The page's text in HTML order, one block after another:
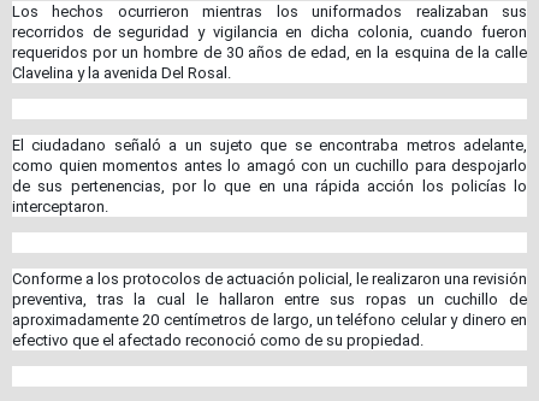
Los hechos ocurrieron mientras los uniformados realizaban sus
recorridos de seguridad y vigilancia en dicha colonia, cuando fueron
requeridos por un hombre de 30 años de edad, en la esquina de la calle
Clavelina y la avenida Del Rosal.
El ciudadano señaló a un sujeto que se encontraba metros adelante,
como quien momentos antes lo amagó con un cuchillo para despojarlo
de sus pertenencias, por lo que en una rápida acción los policías lo
interceptaron.
Conforme a los protocolos de actuación policial, le realizaron una revisión
preventiva, tras la cual le hallaron entre sus ropas un cuchillo de
aproximadamente 20 centímetros de largo, un teléfono celular y dinero en
efectivo que el afectado reconoció como de su propiedad.